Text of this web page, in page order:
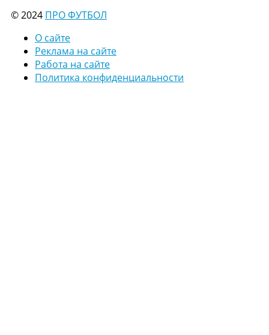
© 2024 ПРО ФУТБОЛ
О сайте
Реклама на сайте
Работа на сайте
Политика конфиденциальности